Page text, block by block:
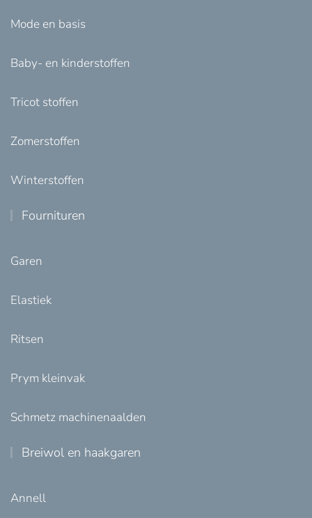
Mode en basis
Baby- en kinderstoffen
Tricot stoffen
Zomerstoffen
Winterstoffen
Fournituren
Garen
Elastiek
Ritsen
Prym kleinvak
Schmetz machinenaalden
Breiwol en haakgaren
Annell